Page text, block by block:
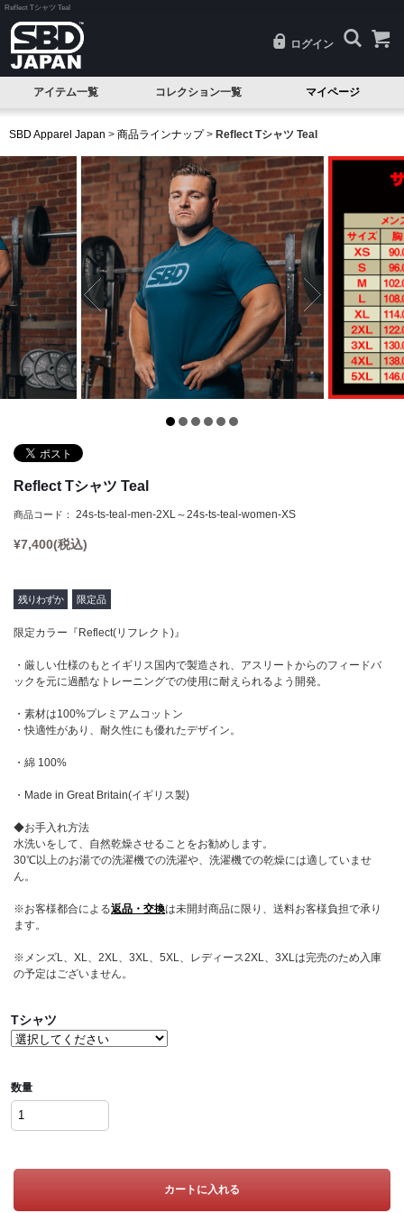
Reflect Tシャツ Teal
ログイン
アイテム一覧
試着品
ベルト
ニースリーブ
エルボースリーブ
ニーラップ
リストラップ
リフティングストラップ
シングレット
ショーツ
ソックス
ヘッドウェア
コレクション一覧
Serenity(セレニティ)
Nova(ノヴァ)
Resolve(リゾルブ)
Aspire(アスパイア)
Forge(フォージ)
Reflect(リフレクト)
Momentum(モメンタム)
Phantom(ファントム)
マイページ
SBD Apparel Japan > 商品ラインナップ> Reflect Tシャツ Teal
Reflect Tシャツ Teal
商品コード： 24s-ts-teal-men-2XL～24s-ts-teal-women-XS
¥7,400(税込)
残りわずか 限定品
限定カラー『Reflect(リフレクト)』
・厳しい仕様のもとイギリス国内で製造され、アスリートからのフィードバ
ックを元に過酷なトレーニングでの使用に耐えられるよう開発。
・素材は100%プレミアムコットン
・快適性があり、耐久性にも優れたデザイン。
・綿 100%
・Made in Great Britain(イギリス製)
◆お手入れ方法
水洗いをして、自然乾燥させることをお勧めします。
30℃以上のお湯での洗濯機での洗濯や、洗濯機での乾燥には適していませ
ん。
※お客様都合による返品・交換は未開封商品に限り、送料お客様負担で承り
ます。
※メンズL、XL、2XL、3XL、5XL、レディース2XL、3XLは完売のため入庫
の予定はございません。
Tシャツ
数量
カートに入れる